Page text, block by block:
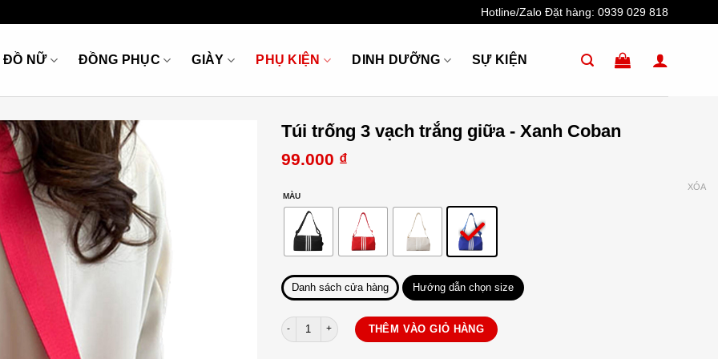
Hotline/Zalo Đặt hàng: 0939 029 818
ĐỒ NỮ ĐỒNG PHỤC GIÀY PHỤ KIỆN DINH DƯỠNG SỰ KIỆN
Túi trống 3 vạch trắng giữa - Xanh Coban
99.000 ₫
MÀU
XÓA
Danh sách cửa hàng Hướng dẫn chọn size
Túi trống 3 vạch trắng giữa số lượng
THÊM VÀO GIỎ HÀNG